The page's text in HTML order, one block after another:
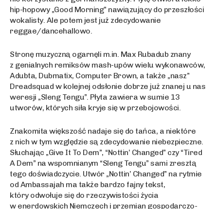
hip-hopowy „Good Morning” nawiązujący do przeszłości
wokalisty. Ale potem jest już zdecydowanie
reggae/dancehallowo.
Stronę muzyczną ogarnęli m.in. Max Rubadub znany
z genialnych remiksów mash-upów wielu wykonawców,
Adubta, Dubmatix, Computer Brown, a także „nasz”
Dreadsquad w kolejnej odsłonie dobrze już znanej u nas
weresji „Sleng Tengu”. Płyta zawiera w sumie 13
utworów, których siła kryje się w przebojowości.
Znakomita większość nadaje się do tańca, a niektóre
z nich w tym względzie są zdecydowanie niebezpieczne.
Słuchając „Give It To Dem”, “Nottin’ Changed” czy “Tired
A Dem” na wspomnianym “Sleng Tengu” sami zresztą
tego doświadczycie. Utwór „Nottin’ Changed” na rytmie
od Ambassajah ma także bardzo fajny tekst,
który odwołuje się do rzeczywistości życia
w enerdowskich Niemczech i przemian gospodarczo-